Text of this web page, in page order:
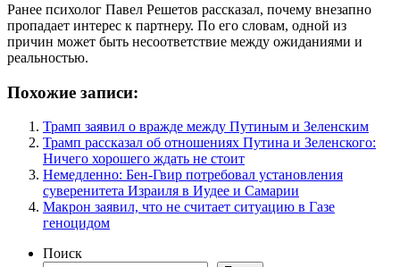
Ранее психолог Павел Решетов рассказал, почему внезапно
пропадает интерес к партнеру. По его словам, одной из
причин может быть несоответствие между ожиданиями и
реальностью.
Похожие записи:
Трамп заявил о вражде между Путиным и Зеленским
Трамп рассказал об отношениях Путина и Зеленского:
Ничего хорошего ждать не стоит
Немедленно: Бен-Гвир потребовал установления
суверенитета Израиля в Иудее и Самарии
Макрон заявил, что не считает ситуацию в Газе
геноцидом
Поиск